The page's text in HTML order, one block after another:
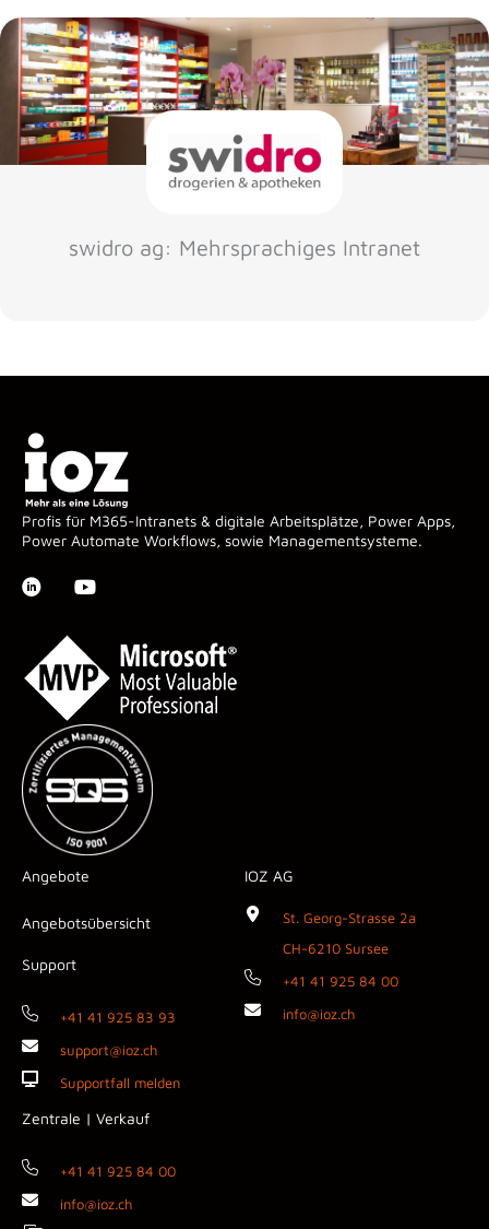
swidro ag: Mehrsprachiges Intranet
Profis für M365-Intranets & digitale Arbeitsplätze, Power Apps,
Power Automate Workflows, sowie Managementsysteme.
Angebote
Angebotsübersicht
Support
+41 41 925 83 93
support@ioz.ch
Supportfall melden
Zentrale | Verkauf
+41 41 925 84 00
info@ioz.ch
IOZ AG
St. Georg-Strasse 2a
CH-6210 Sursee
+41 41 925 84 00
info@ioz.ch